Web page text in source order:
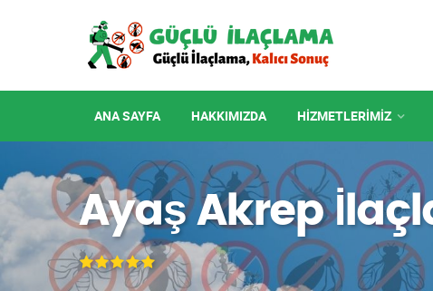
ANA SAYFA HAKKIMIZDA HIZMETLERIMIZ
Ayaş Akrep